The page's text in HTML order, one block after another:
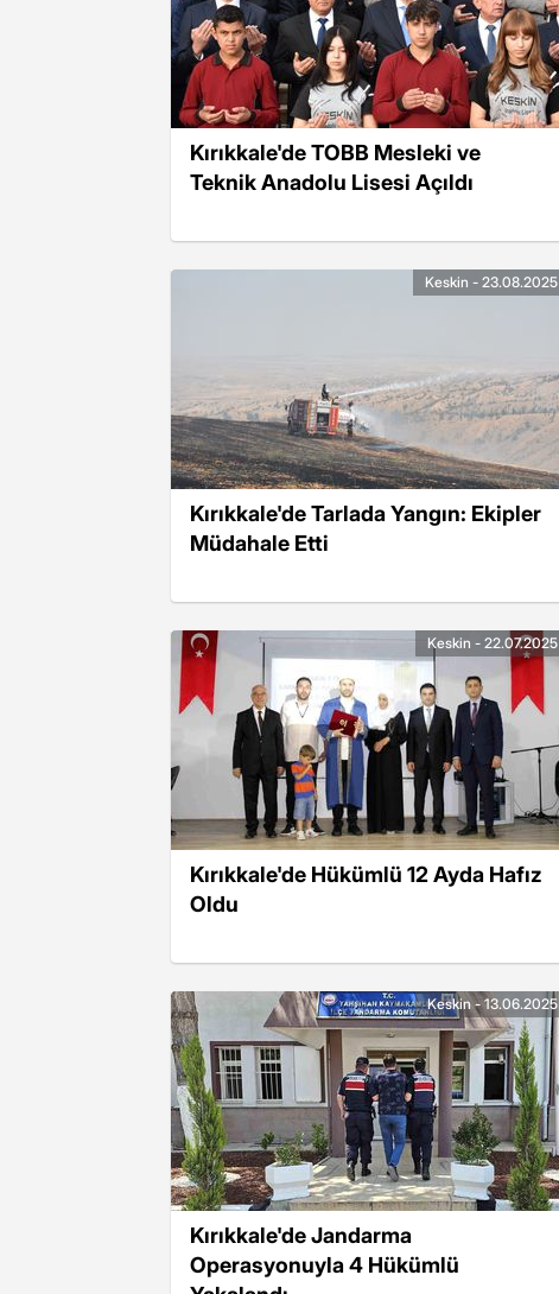
Kırıkkale'de TOBB Mesleki ve
Teknik Anadolu Lisesi Açıldı
Kırıkkale'de Tarlada Yangın: Ekipler
Müdahale Etti
Keskin - 23.08.2025
Kırıkkale'de Hükümlü 12 Ayda Hafız
Oldu
Keskin - 22.07.2025
Kırıkkale'de Jandarma
Operasyonuyla 4 Hükümlü
Keskin - 13.06.2025